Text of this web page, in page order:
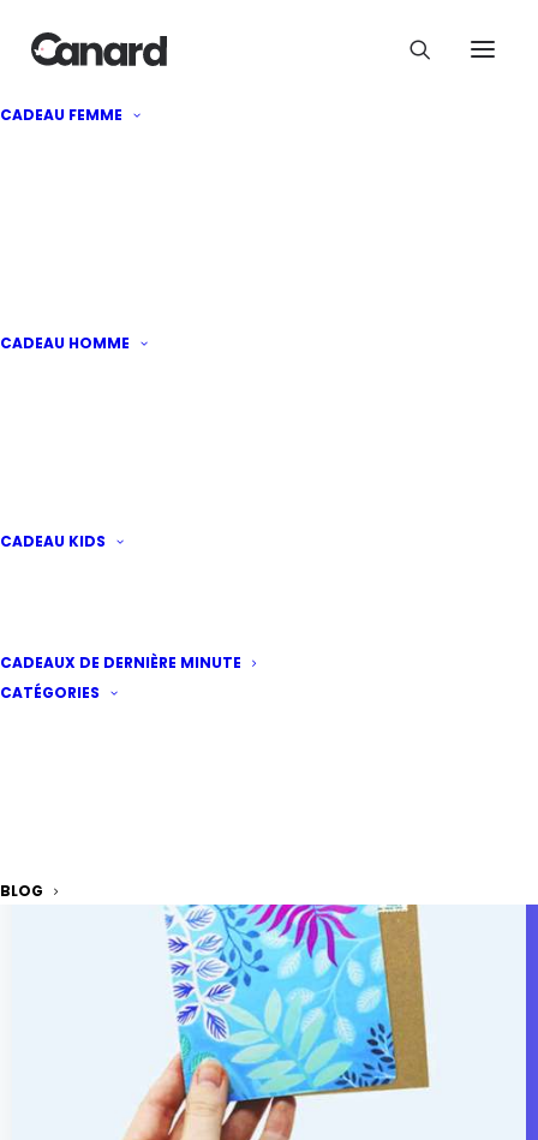
CADEAU FEMME
CADEAU HOMME
CADEAU KIDS
CADEAUX DE DERNIÈRE MINUTE
CATÉGORIES
BLOG
Une Carte personnalisée et ses